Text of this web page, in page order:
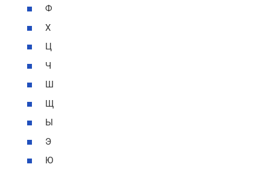
Ф
Х
Ц
Ч
Ш
Щ
Ы
Э
Ю